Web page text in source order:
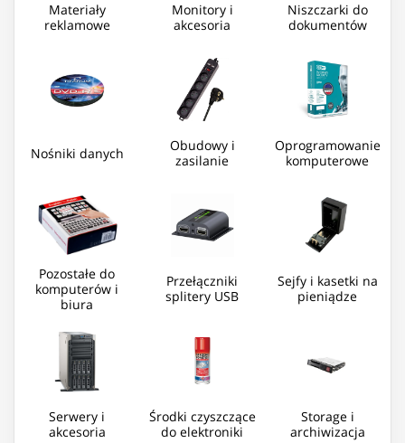
Materiały
reklamowe
Monitory i
akcesoria
Niszczarki do
dokumentów
Nośniki danych
Obudowy i
zasilanie
Oprogramowanie
komputerowe
Pozostałe do
komputerów i
biura
Przełączniki
splitery USB
Sejfy i kasetki na
pieniądze
Serwery i
akcesoria
Środki czyszczące
do elektroniki
Storage i
archiwizacja